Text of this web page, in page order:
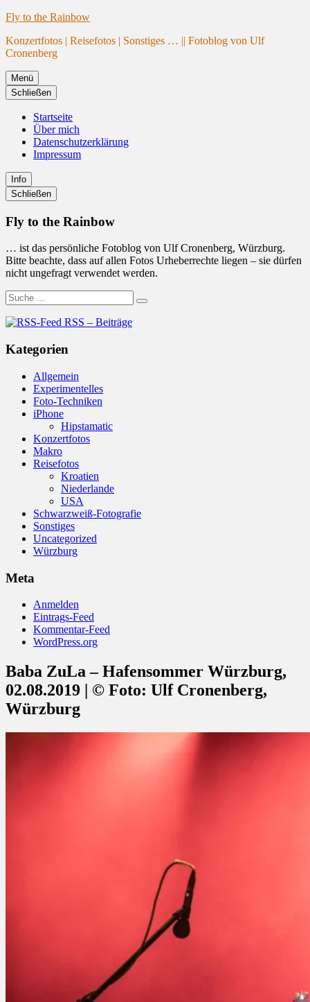
Website
geladen
Zum
springen
Fly to the Rainbow
Konzertfotos | Reisefotos | Sonstiges … || Fotoblog von Ulf
Cronenberg
Menü
Schließen
Startseite
Über mich
Datenschutzerklärung
Impressum
Info
Primäre
Seitenleiste
Schließen
Fly to the Rainbow
… ist das persönliche Fotoblog von Ulf Cronenberg, Würzburg.
Bitte beachte, dass auf allen Fotos Urheberrechte liegen – sie dürfen
nicht ungefragt verwendet werden.
Suche
nach:
Suchen
RSS – Beiträge
Kategorien
Allgemein
Experimentelles
Foto-Techniken
iPhone
Hipstamatic
Konzertfotos
Makro
Reisefotos
Kroatien
Niederlande
USA
Schwarzweiß-Fotografie
Sonstiges
Uncategorized
Würzburg
Meta
Anmelden
Eintrags-Feed
Kommentar-Feed
WordPress.org
Baba ZuLa – Hafensommer Würzburg,
02.08.2019 | © Foto: Ulf Cronenberg,
Würzburg